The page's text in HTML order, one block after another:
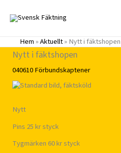
innehåll
Hem»Aktuellt»Nytt i fäktshopen
Nytt i fäktshopen
040610Förbundskaptener
Nytt
Pins 25 kr styck
Tygmärken 60 kr styck